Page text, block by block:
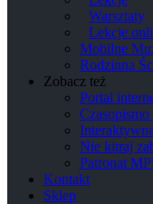
Warsztaty
Lekcje
Mobilne
Rodzinna
Zobacz też
Portal
Nie kitraj
Patronat
Kontakt
Sklep